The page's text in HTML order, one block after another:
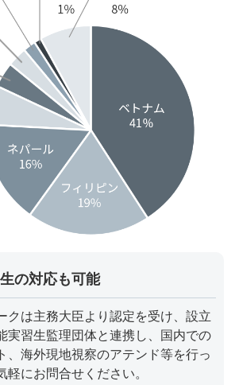
の対応も可能
クは主務大臣より認定を受け、設立
実習生監理団体と連携し、国内での
、海外現地視察のアテンド等を行っ
軽にお問合せください。